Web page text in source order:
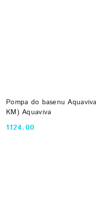
Pompa do basenu
KM) Aquaviva
Cena:
1124.00